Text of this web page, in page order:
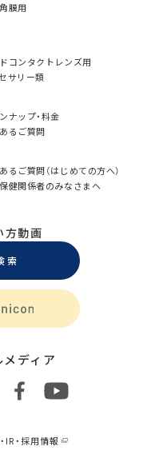
膜用
コンタクトレンズ用
サリー類
ナップ・料金
るご質問
るご質問（はじめての方へ）
健関係者のみなさまへ
方動画
索
ディア
IR・採用情報